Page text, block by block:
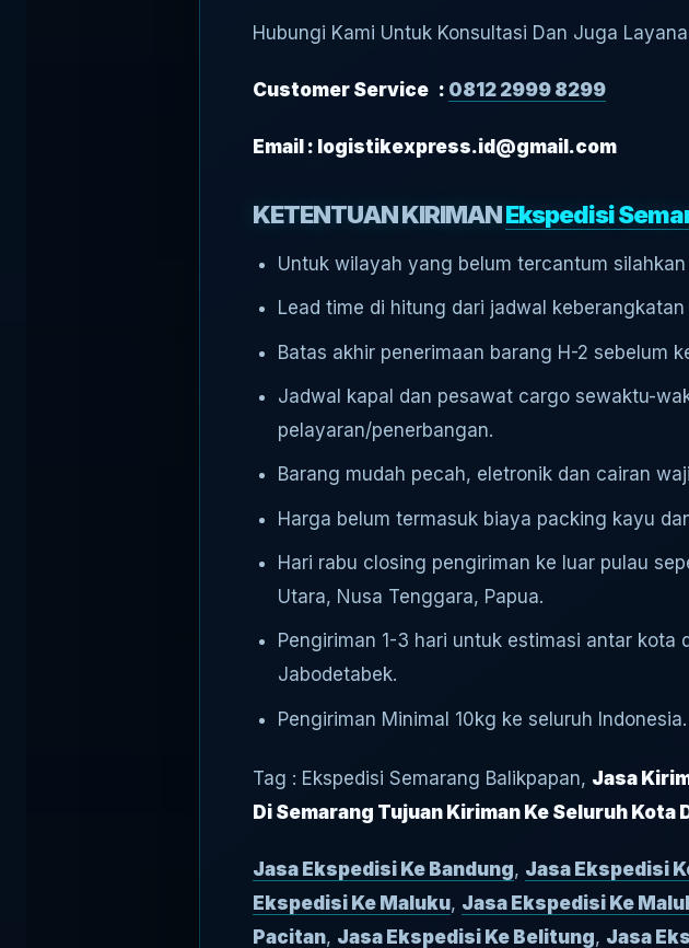
Hubungi Kami Untuk Konsultasi Dan Juga
Customer Service : 0812 2999 8299
Email : logistikexpress.id@gmail.com
KETENTUAN KIRIMANEkspedisi
Untuk wilayah yang belum tercantum
Lead time di hitung dari jadwal keberangkatan
Batas akhir penerimaan barang H-2 sebelum
Jadwal kapal dan pesawat cargo sewaktu-
pelayaran/penerbangan.
Barang mudah pecah, eletronik dan cairan
Harga belum termasuk biaya packing kayu
Hari rabu closing pengiriman ke luar pulau
Utara, Nusa Tenggara, Papua.
Pengiriman 1-3 hari untuk estimasi antar
Jabodetabek.
Pengiriman Minimal 10kg ke seluruh Indonesia.
Tag : Ekspedisi Semarang Balikpapan, Jasa
Di Semarang Tujuan Kiriman Ke Seluruh Kota
Jasa Ekspedisi Ke Bandung, Jasa Ekspedisi
Ekspedisi Ke Maluku, Jasa Ekspedisi Ke
Pacitan, Jasa Ekspedisi Ke Belitung, Jasa